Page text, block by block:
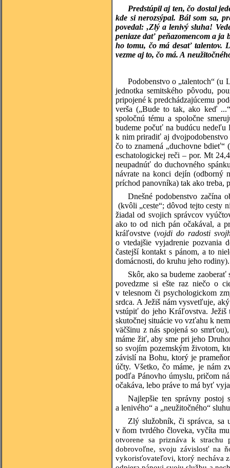
Predstúpil aj ten, čo dostal
kde si nerozsýpal. Bál som sa,
povedal: ‚Zlý a lenivý sluha!
peniaze dať peňazomencom a ja
ho tomu, čo má desať talentov.
vezme aj to, čo má. A
Podobenstvo o „talentoch“ (u
jednotka semitského pôvodu,
pripojené k predchádzajúcemu
verša („Bude to tak, ako keď
spoločnú tému a spoločne
budeme počuť na budúcu nedeľu
k nim priradiť aj
čo to znamená „duchovne bdieť“
eschatologickej reči – por. Mt
neupadnúť do duchovného
návrate na konci dejín (odborný
príchod panovníka) tak ako treba,
Dnešné podobenstvo začína
(kvôli „ceste“; dôvod tejto cesty
žiadal od svojich správcov
ako to od nich pán očakával, a
kráľovstve (vojdi do radosti
o vtedajšie vyjadrenie pozvania
častejší kontakt s pánom, a to
domácnosti, do kruhu jeho
Skôr, ako sa budeme
povedzme si ešte raz niečo o
v telesnom či psychologickom
srdca. A Ježiš nám vysvetľuje,
vstúpiť do jeho Kráľovstva. Ježiš
skutočnej situácie vo vzťahu k
väčšinu z nás spojená so
máme žiť, aby sme pri jeho
so svojím pozemským životom,
závislí na Bohu, ktorý je
účty. Všetko, čo máme, je nám
podľa Pánovho úmyslu, pričom
očakáva, lebo práve to má byť
Najlepšie ten správny postoj
a lenivého“ a „neužitočného“
Zlý služobník, či správca,
v ňom tvrdého človeka, vyčíta
otvorene sa priznáva k
dobrovoľne, svoju závislosť na
vykorisťovateľovi, ktorý necháva